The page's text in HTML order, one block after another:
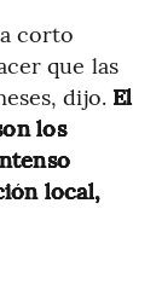
corto
que las
dijo. El
los
local,